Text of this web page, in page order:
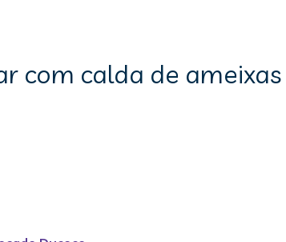
com calda de ameixas